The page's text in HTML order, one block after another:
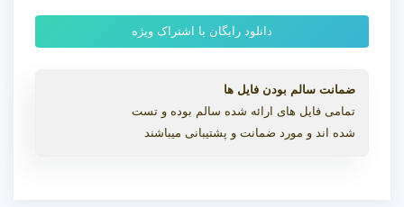
عدد
دانلود رایگان با اشتراک ویژه
ضمانت سالم بودن فایل ها
تمامی فایل های ارائه شده سالم بوده و تست
شده اند و مورد ضمانت و پشتیبانی میباشند